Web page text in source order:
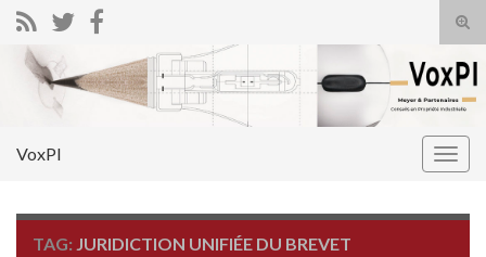
Search for:
VoxPI
TAG: JURIDICTION UNIFIÉE DU BREVET